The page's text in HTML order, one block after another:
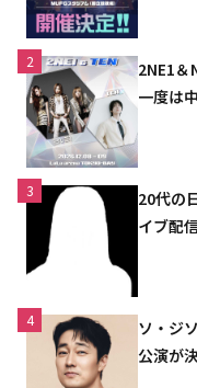
2
2NE1＆
一度は
3
20代の
イブ配
4
ソ・ジ
公演が